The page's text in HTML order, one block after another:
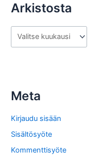
Arkistosta
r
s
o
s
t
Meta
Kirjaudu sisään
Sisältösyöte
Kommenttisyöte